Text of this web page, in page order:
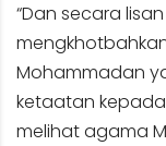
“Dan secara
Mohammadan
ketaatan
melihat agama